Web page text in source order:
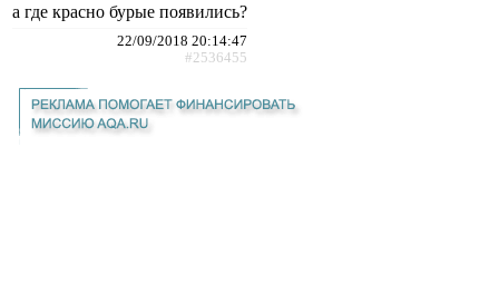
а где красно бурые появились?
22/09/2018 20:14:47
#2536455